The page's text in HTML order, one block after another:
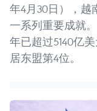
年4月30日），越
一系列重要成就
年已超过5140亿
居东盟第4位。